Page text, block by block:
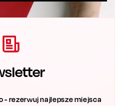
- rezerwuj najlepsze miejsca